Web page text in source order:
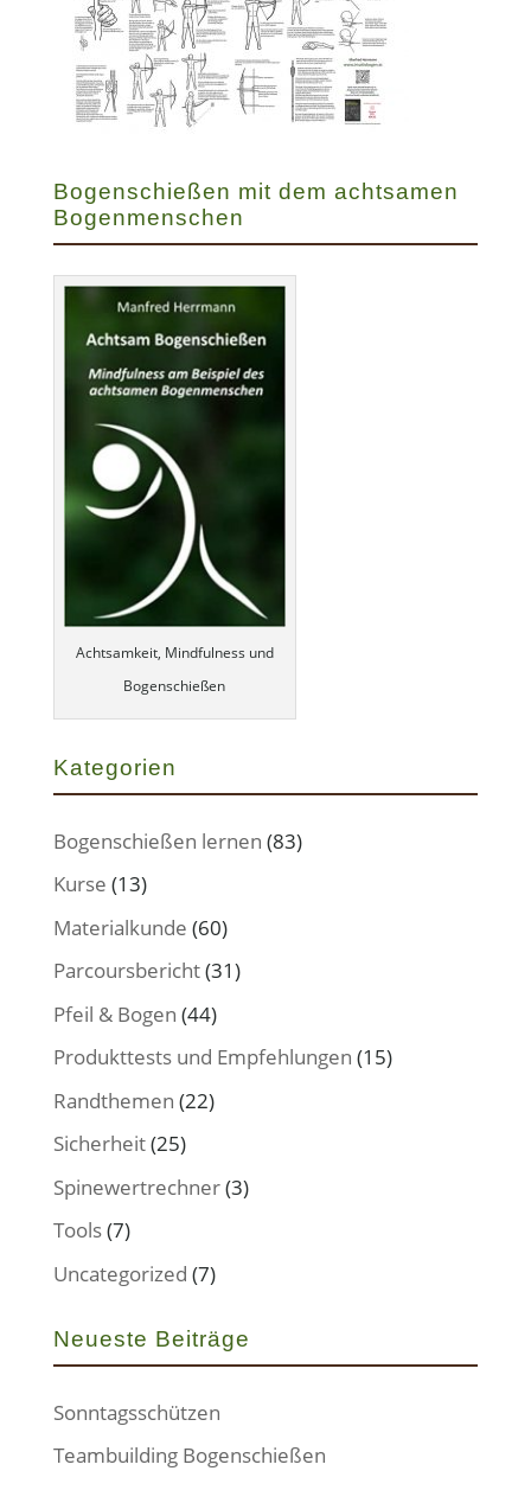
Bogenschießen mit dem achtsamen
Bogenmenschen
Achtsamkeit, Mindfulness und
Bogenschießen
Kategorien
Bogenschießen lernen (83)
Kurse (13)
Materialkunde (60)
Parcoursbericht(31)
Pfeil & Bogen (44)
Produkttests und Empfehlungen (15)
Randthemen (22)
Sicherheit(25)
Spinewertrechner(3)
Tools(7)
Uncategorized (7)
Neueste Beiträge
Sonntagsschützen
Teambuilding Bogenschießen